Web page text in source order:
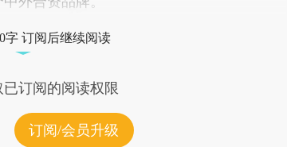
字 订阅后继续阅读
订阅的阅读权限
订阅/会员升级